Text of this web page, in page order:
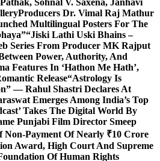
Sohnal V. Saxena, Janhavi
Producers Dr. Vimal Raj Mathur
Multilingual Posters For The
“Jiski Lathi Uski Bhains –
Series From Producer MK Rajput
Power, Authority, And
Features In ‘Hathon Me Hath’,
Release“Astrology Is
— Rahul Shastri Declares At
Emerges Among India’s Top
Takes The Digital World By
Punjabi Film Director Smeep
Non-Payment Of Nearly ₹10 Crore
Award, High Court And Supreme
Of Human Rights